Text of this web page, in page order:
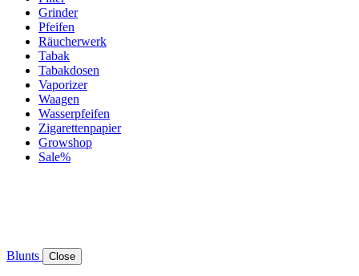
Grinder
Pfeifen
Räucherwerk
Tabak
Tabakdosen
Vaporizer
Waagen
Wasserpfeifen
Zigarettenpapier
Growshop
Sale%
Blunts Close